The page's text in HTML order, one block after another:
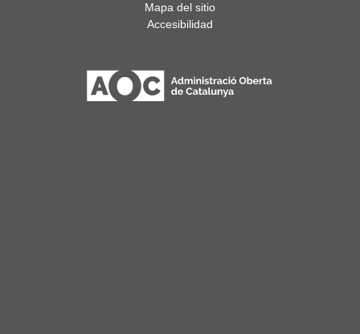
Mapa del sitio
Accesibilidad